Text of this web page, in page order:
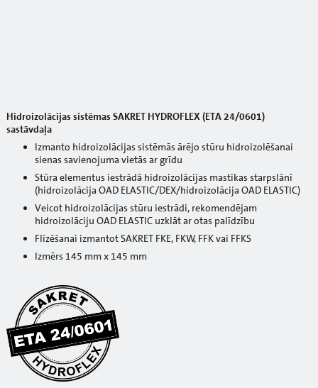
Hidroizolācijas sistēmas SAKRET HYDROFLEX (ETA 24/0601)
sastāvdaļa
Izmanto hidroizolācijas sistēmās ārējo stūru hidroizolēšanai
sienas savienojuma vietās ar grīdu
Stūra elementus iestrādā hidroizolācijas mastikas starpslānī
(hidroizolācija OAD ELASTIC/DEX/hidroizolācija OAD ELASTIC)
Veicot hidroizolācijas stūru iestrādi, rekomendējam
hidroizolāciju OAD ELASTIC uzklāt ar otas palīdzību
Flīzēšanai izmantot SAKRET FKE, FKW, FFK vai FFKS
Izmērs 145 mm x 145 mm